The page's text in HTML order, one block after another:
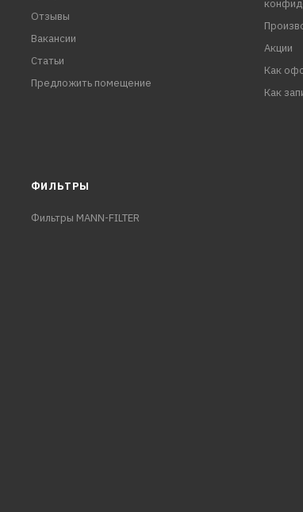
Отзывы
Вакансии
Статьи
Предложить помещение
Акции
Как
Как
ФИЛЬТРЫ
Фильтры MANN-FILTER